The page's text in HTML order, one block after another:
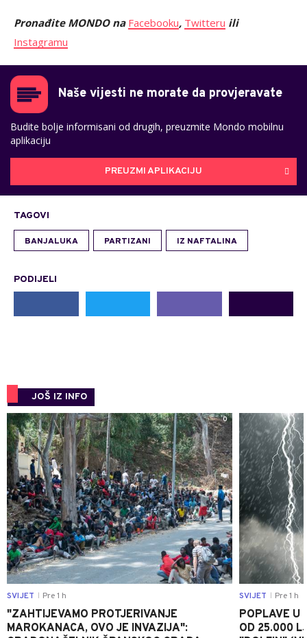
Pronađite MONDO na Facebooku, Twitteru ili
Instagramu
Naše vijesti ne morate da provjeravate
Budite bolje informisani od drugih, preuzmite Mondo mobilnu
aplikaciju
PREUZMI APLIKACIJU
TAGOVI
BANJALUKA PARTIZANI IZ NAFTALINA
PODIJELI
JOŠ IZ INFO
0
SVIJET Pre 1 h
"ZAHTIJEVAMO PROTJERIVANJE
MAROKANACA, OVO JE INVAZIJA":
SVIJET Pre 1 h
POPLAVE U
OD 25.000